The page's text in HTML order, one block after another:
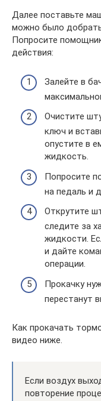
Далее поставьте
можно было
Попросите
действия:
Залейте в
Очистите
ключ и
опустите в
жидкость.
Попросите
на педаль и
Открутите
следите за
жидкости.
и дайте
операции.
Прокачку
перестанут
Как прокачать
видео ниже.
Если воздух
повторение